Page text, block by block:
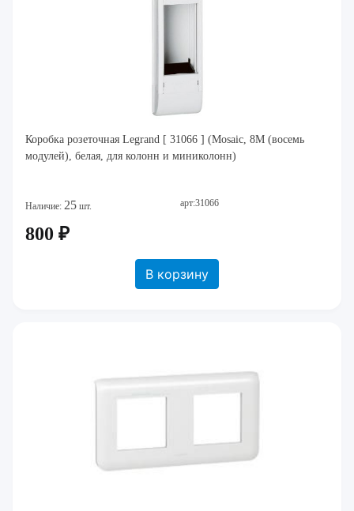
Коробка розеточная Legrand [ 31066 ] (Mosaic, 8M (восемь
модулей), белая, для колонн и миниколонн)
Наличие: 25 шт. арт:31066
800 ₽
В корзину